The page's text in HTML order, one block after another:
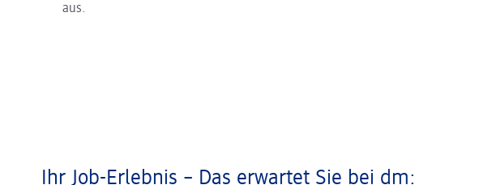
aus.
Ihr Job-Erlebnis – Das erwartet Sie bei dm: